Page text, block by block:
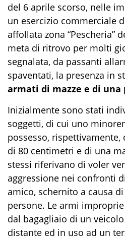
del 6 aprile scorso, nelle
un esercizio commerciale
affollata zona “Pescheria”
meta di ritrovo per molti
segnalata, da passanti
spaventati, la presenza in
armati di mazze e di una
Inizialmente sono stati
soggetti, di cui uno
possesso,
di 80 centimetri e di una
stessi riferivano di voler
aggressione nei confronti
amico, schernito a causa
persone. Le armi
dal bagagliaio di un
distante ed in uso ad un